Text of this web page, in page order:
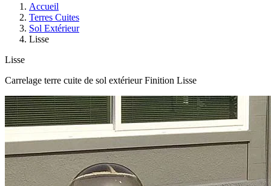
Accueil
Terres Cuites
Sol Extérieur
Lisse
Lisse
Carrelage terre cuite de sol extérieur Finition Lisse